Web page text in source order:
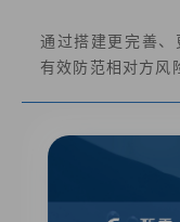
通过搭建更完善
有效防范相对方风